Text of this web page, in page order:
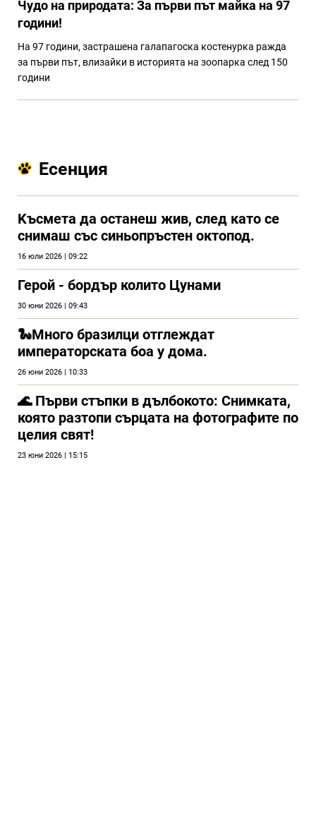
Чудо на природата: За първи път майка на 97
години!
На 97 години, застрашена галапагоска костенурка ражда
за първи път, влизайки в историята на зоопарка след 150
години
Есенция
Kъсмета да останеш жив, след като се
снимаш със синьопръстен октопод.
16 юли 2026 | 09:22
Герой - бордър колито Цунами
30 юни 2026 | 09:43
🐍Много бразилци отглеждат
императорската боа у дома.
26 юни 2026 | 10:33
🌊 Първи стъпки в дълбокото: Снимката,
която разтопи сърцата на фотографите по
целия свят!
23 юни 2026 | 15:15